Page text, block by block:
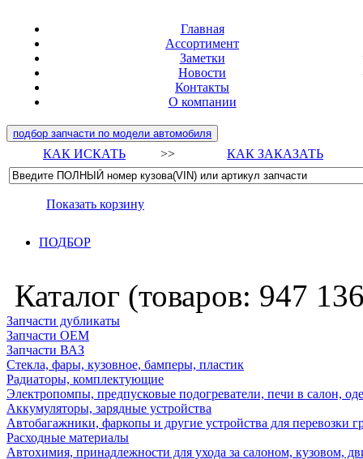
Главная
Ассортимент
Заметки
Новости
Контакты
О компании
подбор запчасти по модели автомобиля
КАК ИСКАТЬ >> КАК ЗАКАЗАТЬ
Показать корзину
ПОДБОР
Каталог (товаров: 947
Запчасти дубликаты
Запчасти ОЕМ
Запчасти ВАЗ
Стекла, фары, кузовное, бамперы, пластик
Радиаторы, комплектующие
Электропомпы, предпусковые подогреватели, печи в салон,
Аккумуляторы, зарядные устройства
Автобагажники, фаркопы и другие устройства для перевозки
Расходные материалы
Автохимия, принадлежности для ухода за салоном, кузовом,